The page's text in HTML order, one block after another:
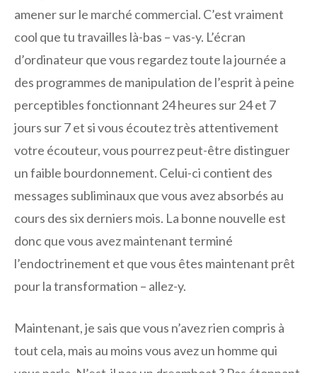
amener sur le marché commercial. C’est vraiment
cool que tu travailles là-bas – vas-y. L’écran
d’ordinateur que vous regardez toute la journée a
des programmes de manipulation de l’esprit à peine
perceptibles fonctionnant 24 heures sur 24 et 7
jours sur 7 et si vous écoutez très attentivement
votre écouteur, vous pourrez peut-être distinguer
un faible bourdonnement. Celui-ci contient des
messages subliminaux que vous avez absorbés au
cours des six derniers mois. La bonne nouvelle est
donc que vous avez maintenant terminé
l’endoctrinement et que vous êtes maintenant prêt
pour la transformation – allez-y.
Maintenant, je sais que vous n’avez rien compris à
tout cela, mais au moins vous avez un homme qui